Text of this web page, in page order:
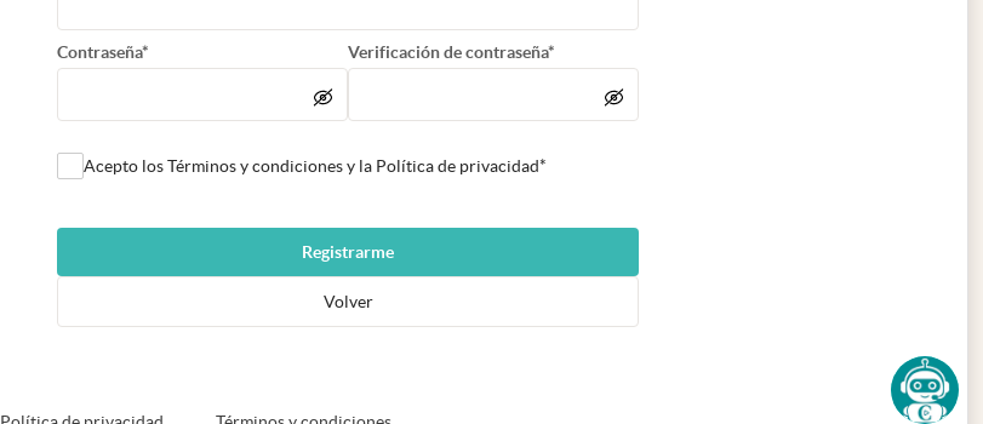
Contraseña* Verificación de contraseña*
Acepto los Términos y condiciones y la Política de privacidad*
Registrarme
Volver